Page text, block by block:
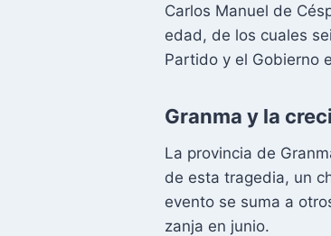
Carlos Manuel de
edad, de los cuales
Partido y el Gobierno
Granma y la
La provincia de
de esta tragedia, un
evento se suma a
zanja en junio.